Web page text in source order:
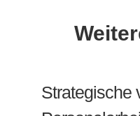
Strategische